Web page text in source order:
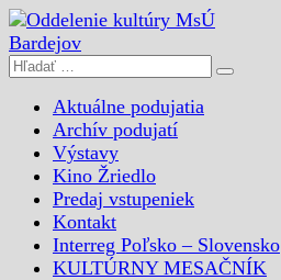
Aktuálne podujatia
Archív podujatí
Výstavy
Kino Žriedlo
Predaj vstupeniek
Kontakt
Interreg Poľsko – Slovensko
KULTÚRNY MESAČNÍK